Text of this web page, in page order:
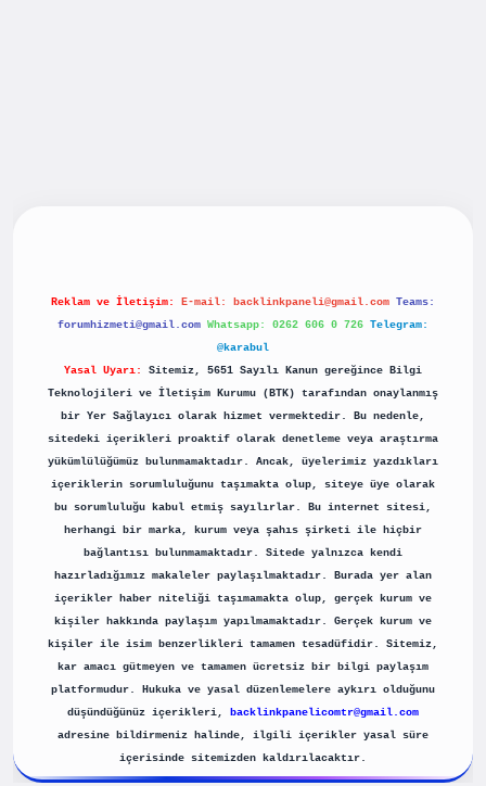
Reklam ve İletişim: E-mail: backlinkpaneli@gmail.com Teams:
forumhizmeti@gmail.com Whatsapp: 0262 606 0 726 Telegram:
@karabul
Yasal Uyarı:
Sitemiz, 5651 Sayılı Kanun gereğince Bilgi
Teknolojileri ve İletişim Kurumu (BTK) tarafından onaylanmış
bir Yer Sağlayıcı olarak hizmet vermektedir. Bu nedenle,
sitedeki içerikleri proaktif olarak denetleme veya araştırma
yükümlülüğümüz bulunmamaktadır. Ancak, üyelerimiz yazdıkları
içeriklerin sorumluluğunu taşımakta olup, siteye üye olarak
bu sorumluluğu kabul etmiş sayılırlar. Bu internet sitesi,
herhangi bir marka, kurum veya şahıs şirketi ile hiçbir
bağlantısı bulunmamaktadır. Sitede yalnızca kendi
hazırladığımız makaleler paylaşılmaktadır. Burada yer alan
içerikler haber niteliği taşımamakta olup, gerçek kurum ve
kişiler hakkında paylaşım yapılmamaktadır. Gerçek kurum ve
kişiler ile isim benzerlikleri tamamen tesadüfidir. Sitemiz,
kar amacı gütmeyen ve tamamen ücretsiz bir bilgi paylaşım
platformudur. Hukuka ve yasal düzenlemelere aykırı olduğunu
düşündüğünüz içerikleri,
backlinkpanelicomtr@gmail.com
adresine bildirmeniz halinde, ilgili içerikler yasal süre
içerisinde sitemizden kaldırılacaktır.